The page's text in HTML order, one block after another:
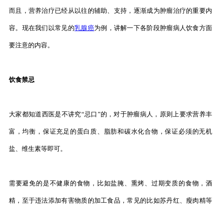
而且，营养治疗已经从以往的辅助、支持，逐渐成为肿瘤治疗的重要内
容。现在我们以常见的乳腺癌为例，讲解一下各阶段肿瘤病人饮食方面
要注意的内容。
饮食禁忌
大家都知道西医是不讲究“忌口”的，对于肿瘤病人，原则上要求营养丰
富，均衡，保证充足的蛋白质、脂肪和碳水化合物，保证必须的无机
盐、维生素等即可。
需要避免的是不健康的食物，比如盐腌、熏烤、过期变质的食物，酒
精，至于违法添加有害物质的加工食品，常见的比如苏丹红、瘦肉精等